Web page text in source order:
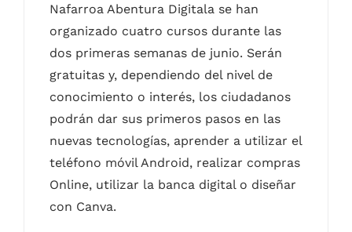
Nafarroa Abentura Digitala se han
organizado cuatro cursos durante las
dos primeras semanas de junio. Serán
gratuitas y, dependiendo del nivel de
conocimiento o interés, los ciudadanos
podrán dar sus primeros pasos en las
nuevas tecnologías, aprender a utilizar el
teléfono móvil Android, realizar compras
Online, utilizar la banca digital o diseñar
con Canva.